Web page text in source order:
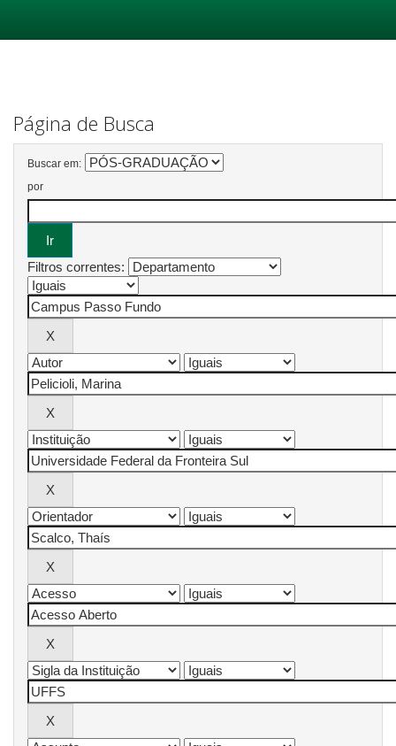
Página de Busca
Buscar em:
por
Filtros correntes: